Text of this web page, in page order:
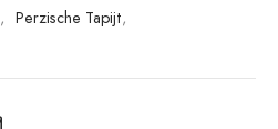
, Perzische Tapijt,